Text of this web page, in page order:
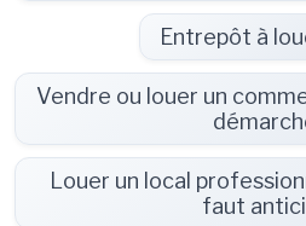
Entrepôt à
Vendre ou louer un
Louer un local
faut